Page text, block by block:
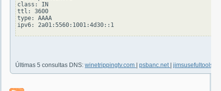
class: IN
ttl: 3600
type: AAAA
Últimas 5 consultas DNS: winetrippingtv.com psbanc.net